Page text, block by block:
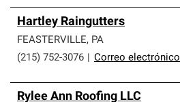
Hartley Raingutters
FEASTERVILLE, PA
(215) 752-3076
Correo electrónico
Rylee Ann Roofing LLC